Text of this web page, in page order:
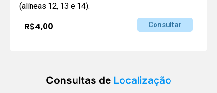
(alíneas 12, 13 e 14).
R$4,00 Consultar
Consultas de Localização